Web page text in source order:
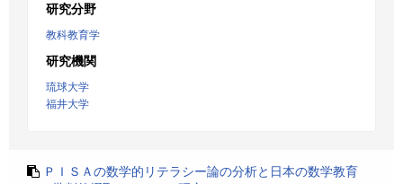
研究分野
教科教育学
研究機関
琉球大学
福井大学
ＰＩＳＡの数学的リテラシー論の分析と日本の数学教育